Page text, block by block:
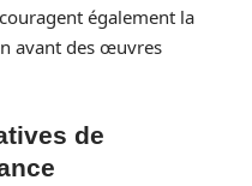
également la
avant des œuvres
de